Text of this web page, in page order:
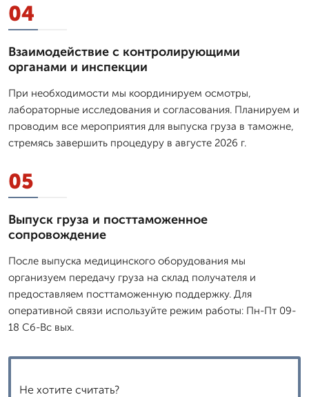
04
Взаимодействие с контролирующими
органами и инспекции
При необходимости мы координируем осмотры,
лабораторные исследования и согласования. Планируем и
проводим все мероприятия для выпуска груза в таможне,
стремясь завершить процедуру в августе 2026 г.
05
Выпуск груза и посттаможенное
сопровождение
После выпуска медицинского оборудования мы
организуем передачу груза на склад получателя и
предоставляем посттаможенную поддержку. Для
оперативной связи используйте режим работы: Пн-Пт 09-
18 Сб-Вс вых.
Не хотите считать?